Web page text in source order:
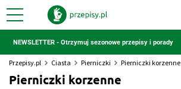
NEWSLETTER - Otrzymuj sezonowe przepisy i porady
Przepisy.pl Ciasta Pierniczki Pierniczki korzenne
Pierniczki korzenne